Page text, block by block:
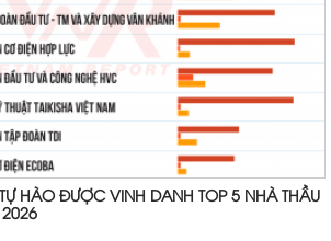
HÀO ĐƯỢC VINH DANH TOP 5 NHÀ THẦU
2026